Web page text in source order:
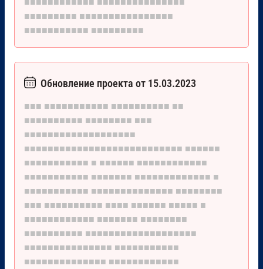
■■■■■■■■■ ■■■■■■■■■■■■■■■■
■■■■■■■■■■■ ■■■■■■■■■
Обновление проекта от 15.03.2023
■■■ ■■■■■■■■■■■ ■■■■■■■■■■ ■■
■■■■■■■■■■ ■■■■■■■■ ■■■
■■■■■■■■■■■■■■■■■■■
■■■■■■■■■■■■■■■■■■■■■■■■■■■ ■■■■■■
■■■■■■■■■■■ ■ ■■■■■■ ■■■■■■■■■■■■
■■■■■■■■■■■ ■■■■■■■ ■■■■■■■■■■■■■ ■
■■■■■■■■■■■ ■■■■■■■■■■■■■■ ■■■■■■■■
■■■ ■■■■■■■■■■ ■■■■ ■■■■■■ ■■■■■ ■
■■■■■■■■■■■■ ■■■■■■■ ■■■■■■■■
■■■■■■■■■■ ■■■■■■■■■■■■■■■■■■■
■■■■■■■■■■■■■■■ ■■■■■■■■■■■
■■■■■■■■■■■■■■ ■■■■■■■■■■■■